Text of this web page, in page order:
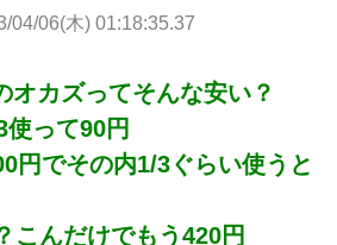
04/06(木) 01:18:35.37
オカズってそんな安い？
って90円
円でその内1/3ぐらい使うと
こんだけでもう420円